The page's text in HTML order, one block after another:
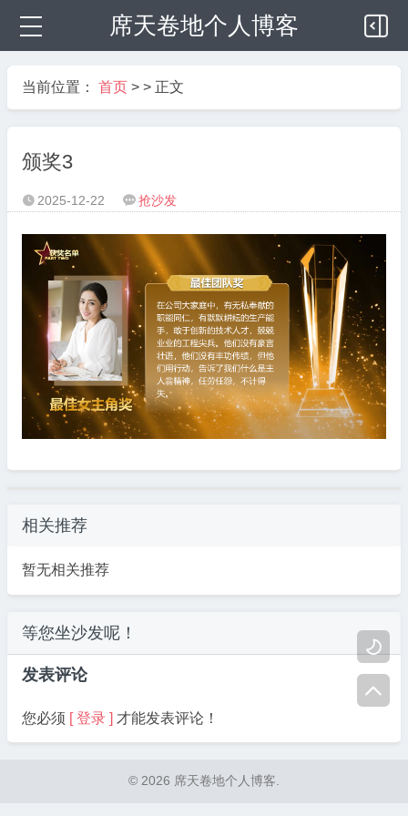
席天卷地个人博客


当前位置： 首页 > > 正文
颁奖3
 2025-12-22  抢沙发
相关推荐
暂无相关推荐
等您坐沙发呢！
发表评论
您必须 [ 登录 ] 才能发表评论！
© 2026 席天卷地个人博客.